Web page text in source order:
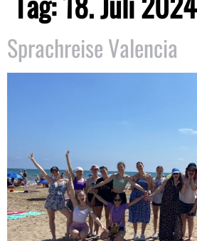
Sprachreise Valencia